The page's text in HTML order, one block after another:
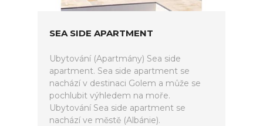
SEA SIDE APARTMENT
Ubytování (Apartmány) Sea side
apartment. Sea side apartment se
nachází v destinaci Golem a může se
pochlubit výhledem na moře.
Ubytování Sea side apartment se
nachází ve městě (Albánie).